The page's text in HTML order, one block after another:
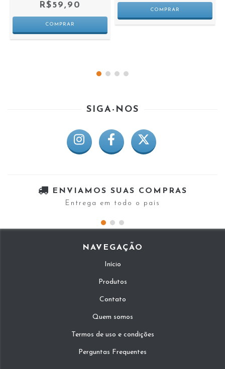
R$59,90
SIGA-NOS
ENVIAMOS SUAS COMPRAS
Entrega em todo o país
NAVEGAÇÃO
Início
Produtos
Contato
Quem somos
Termos de uso e condições
Perguntas Frequentes